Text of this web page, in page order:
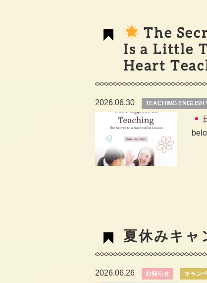
The
Is a Little
Heart
2026.06.30 TEACHING
夏休みキャ
2026.06.26 お知らせ キャン